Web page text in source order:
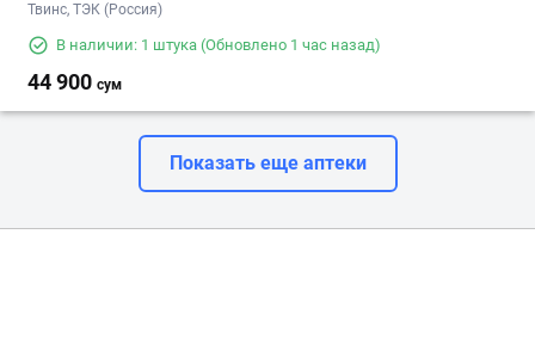
Твинс, ТЭК (Россия)
В наличии: 1 штука (Обновлено 1 час назад)
44 900 сум
Показать еще аптеки